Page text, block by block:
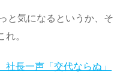
と気になるというか、そ
。
長一声「交代ならぬ」